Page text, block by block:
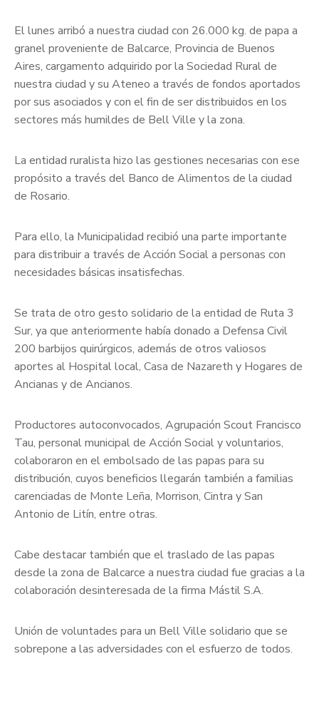
El lunes arribó a nuestra ciudad con 26.000 kg. de papa a
granel proveniente de Balcarce, Provincia de Buenos
Aires, cargamento adquirido por la Sociedad Rural de
nuestra ciudad y su Ateneo a través de fondos aportados
por sus asociados y con el fin de ser distribuidos en los
sectores más humildes de Bell Ville y la zona.
La entidad ruralista hizo las gestiones necesarias con ese
propósito a través del Banco de Alimentos de la ciudad
de Rosario.
Para ello, la Municipalidad recibió una parte importante
para distribuir a través de Acción Social a personas con
necesidades básicas insatisfechas.
Se trata de otro gesto solidario de la entidad de Ruta 3
Sur, ya que anteriormente había donado a Defensa Civil
200 barbijos quirúrgicos, además de otros valiosos
aportes al Hospital local, Casa de Nazareth y Hogares de
Ancianas y de Ancianos.
Productores autoconvocados, Agrupación Scout Francisco
Tau, personal municipal de Acción Social y voluntarios,
colaboraron en el embolsado de las papas para su
distribución, cuyos beneficios llegarán también a familias
carenciadas de Monte Leña, Morrison, Cintra y San
Antonio de Litín, entre otras.
Cabe destacar también que el traslado de las papas
desde la zona de Balcarce a nuestra ciudad fue gracias a la
colaboración desinteresada de la firma Mástil S.A.
Unión de voluntades para un Bell Ville solidario que se
sobrepone a las adversidades con el esfuerzo de todos.